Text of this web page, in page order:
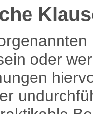
oder